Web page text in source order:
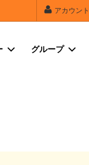
アカウント
グループ